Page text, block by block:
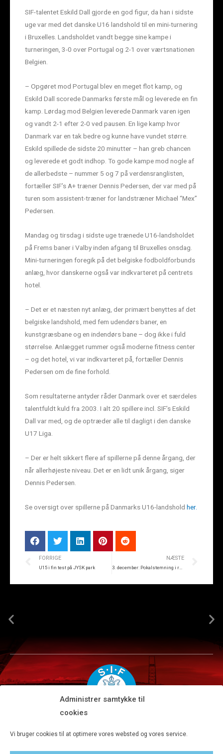
Administrer samtykke til
cookies
Vi bruger cookies til at optimere vores websted og vores service.
SIF-talentet Eskild Dall gjorde en god figur, da han i sidste
uge var med det danske U16 landshold til en mini-turnering
i Bruxelles. Landsholdet vandt begge sine kampe i
turneringen, 3-0 over Portugal og 2-1 over værtsnationen
Belgien.
– Opgøret mod Portugal blev en meget flot kamp, og
Eskild Dall scorede Danmarks første mål og leverede en fin
kamp. Lørdag mod Belgien leverede Danmark varen igen
og vandt 2-1 efter 2-0 ved pausen. En lige kamp hvor
Danmark var en tak bedre og kunne have vundet større.
Eskild spillede de sidste 20 minutter – han greb chancen
og leverede et godt indhop. To gode kampe mod nogle af
de allerbedste – nummer 5 og 7 på verdensranglisten,
fortæller SIF’s A+ træner Dennis Pedersen, der var med på
turen som assistent-træner for landstræner Michael “Mex”
Pedersen.
Mandag og tirsdag i sidste uge trænede U16-landsholdet
på Frems baner i Valby inden afgang til Bruxelles onsdag.
Mini-turneringen foregik på det belgiske fodboldforbunds
anlæg, hvor danskerne også var indkvarteret på centrets
hotel.
– Det er et næsten nyt anlæg, der primært benyttes af det
belgiske landshold, med fem udendørs baner, en
kunstgræsbane og en indendørs bane – dog ikke i fuld
størrelse. Anlægget rummer også moderne fitness center
– og det hotel, vi var indkvarteret på, fortæller Dennis
Pedersen om de fine forhold.
Som resultaterne antyder råder Danmark over et særdeles
talentfuldt kuld fra 2003. I alt 20 spillere incl. SIF’s Eskild
Dall var med, og de optræder alle til dagligt i den danske
U17 Liga.
– Der er helt sikkert flere af spillerne på denne årgang, der
når allerhøjeste niveau. Det er en lidt unik årgang, siger
Dennis Pedersen.
Se oversigt over spillerne på Danmarks U16-landshold her.
FORRIGE
U15 i fin test på JYSK park
NÆSTE
3. december: Pokalstemning i rødt
Tlf 8680 4477 · Fax 8680 4647 · Kontortid man-fre kl. 9-15